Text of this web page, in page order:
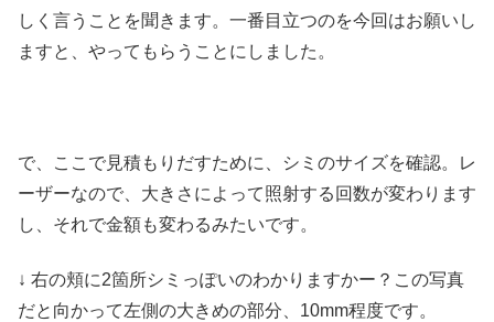
しく言うことを聞きます。一番目立つのを今回はお願いし
ますと、やってもらうことにしました。
で、ここで見積もりだすために、シミのサイズを確認。レ
ーザーなので、大きさによって照射する回数が変わります
し、それで金額も変わるみたいです。
↓ 右の頬に2箇所シミっぽいのわかりますかー？この写真
だと向かって左側の大きめの部分、10mm程度です。